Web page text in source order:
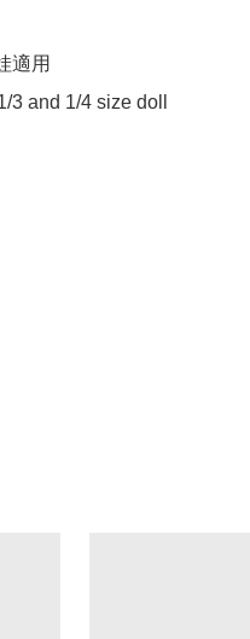
適用
3 and 1/4 size doll